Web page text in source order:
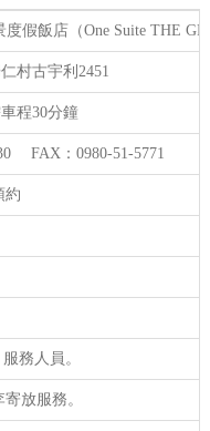
假飯店（One Suite THE
村古宇利2451
程30分鐘
FAX：0980-51-5771
約
務人員。
放服務。